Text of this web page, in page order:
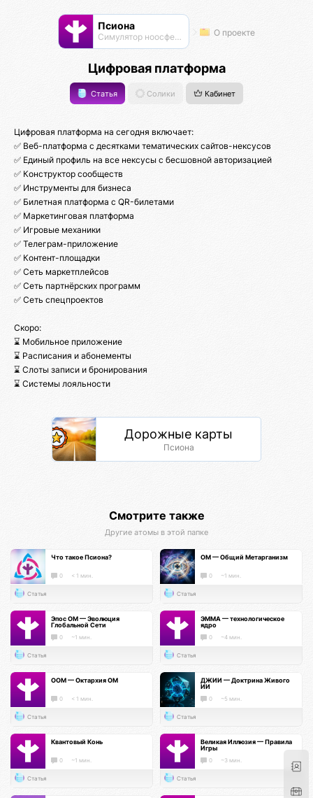
Псиона
Cимулятор ноосферы О проекте
Цифровая платформа
Статья Солики Кабинет
Цифровая платформа на сегодня включает:
✅ Веб-платформа с десятками тематических сайтов-нексусов
✅ Единый профиль на все нексусы с бесшовной авторизацией
✅ Конструктор сообществ
✅ Инструменты для бизнеса
✅ Билетная платформа с QR-билетами
✅ Маркетинговая платформа
✅ Игровые механики
✅ Телеграм-приложение
✅ Контент-площадки
✅ Сеть маркетплейсов
✅ Сеть партнёрских программ
✅ Сеть спецпроектов
Скоро:
⌛ Мобильное приложение
⌛ Расписания и абонементы
⌛ Слоты записи и бронирования
⌛ Системы лояльности
Дорожные карты
Псиона
Смотрите также
Другие атомы в этой папке
Что такое Псиона?
0 < 1 мин.
Статья
ОМ — Общий Метарганизм
0 ~1 мин.
Статья
Эпос ОМ — Эволюция
Глобальной Сети
0 ~1 мин.
Статья
ЭММА — технологическое
ядро
0 ~4 мин.
Статья
ООМ — Октархия ОМ
0 < 1 мин.
Статья
ДЖИИ — Доктрина Живого
ИИ
0 ~5 мин.
Статья
Квантовый Конь
0 ~1 мин.
Статья
Великая Иллюзия — Правила
Игры
0 ~3 мин.
Статья